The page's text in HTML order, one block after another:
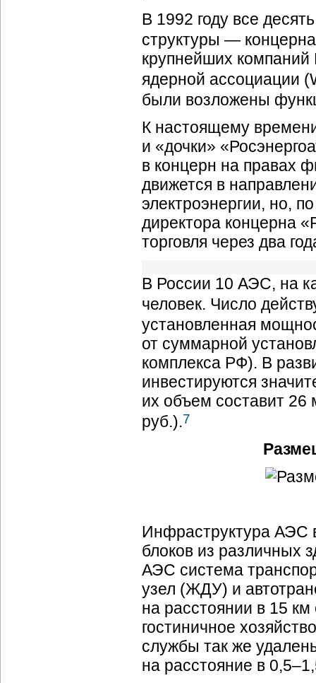
В 1992 году все
структуры —
крупнейших
ядерной ассоциации
были возложены
К настоящему
и «дочки»
в концерн на правах
движется в
электроэнергии, но,
директора концерна
торговля через два
В России 10 АЭС, на
человек. Число
установленная
от суммарной
комплекса РФ). В
инвестируются
их объем составит
руб.).7
Инфраструктура АЭС
блоков из различных
АЭС система
узел (ЖДУ) и
на расстоянии в 15
гостиничное
службы так же
на расстояние в